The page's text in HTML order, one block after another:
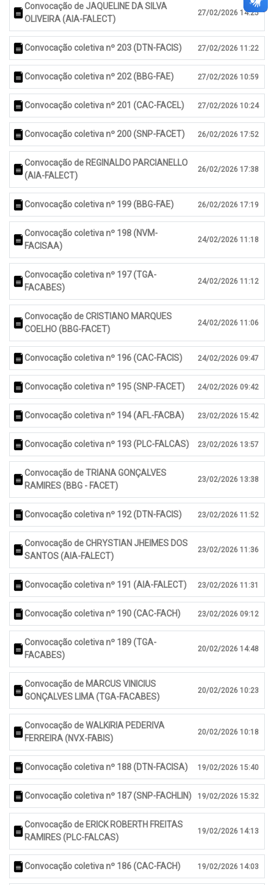
Convocação de JAQUELINE DA SILVA
OLIVEIRA (AIA-FALECT)
27/02/2026 14:25
Convocação coletiva nº 203 (DTN-FACIS) 27/02/2026 11:22
Convocação coletiva nº 202 (BBG-FAE) 27/02/2026 10:59
Convocação coletiva nº 201 (CAC-FACEL) 27/02/2026 10:24
Convocação coletiva nº 200 (SNP-FACET) 26/02/2026 17:52
Convocação de REGINALDO PARCIANELLO
(AIA-FALECT)
26/02/2026 17:38
Convocação coletiva nº 199 (BBG-FAE) 26/02/2026 17:19
Convocação coletiva nº 198 (NVM-
FACISAA)
24/02/2026 11:18
Convocação coletiva nº 197 (TGA-
FACABES)
24/02/2026 11:12
Convocação de CRISTIANO MARQUES
COELHO (BBG-FACET)
24/02/2026 11:06
Convocação coletiva nº 196 (CAC-FACIS) 24/02/2026 09:47
Convocação coletiva nº 195 (SNP-FACET) 24/02/2026 09:42
Convocação coletiva nº 194 (AFL-FACBA) 23/02/2026 15:42
Convocação coletiva nº 193 (PLC-FALCAS) 23/02/2026 13:57
Convocação de TRIANA GONÇALVES
RAMIRES (BBG - FACET)
23/02/2026 13:38
Convocação coletiva nº 192 (DTN-FACIS) 23/02/2026 11:52
Convocação de CHRYSTIAN JHEIMES DOS
SANTOS (AIA-FALECT)
23/02/2026 11:36
Convocação coletiva nº 191 (AIA-FALECT) 23/02/2026 11:31
Convocação coletiva nº 190 (CAC-FACH) 23/02/2026 09:12
Convocação coletiva nº 189 (TGA-
FACABES)
20/02/2026 14:48
Convocação de MARCUS VINICIUS
GONÇALVES LIMA (TGA-FACABES)
20/02/2026 10:23
Convocação de WALKíRIA PEDERIVA
FERREIRA (NVX-FABIS)
20/02/2026 10:18
Convocação coletiva nº 188 (DTN-FACISA) 19/02/2026 15:40
Convocação coletiva nº 187 (SNP-FACHLIN) 19/02/2026 15:32
Convocação de ERICK ROBERTH FREITAS
RAMIRES (PLC-FALCAS)
19/02/2026 14:13
Convocação coletiva nº 186 (CAC-FACH) 19/02/2026 14:03